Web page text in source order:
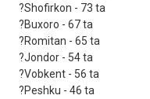
?Shofirkon - 73 ta
?Buxoro - 67 ta
?Romitan - 65 ta
?Jondor - 54 ta
?Vobkent - 56 ta
?Peshku - 46 ta